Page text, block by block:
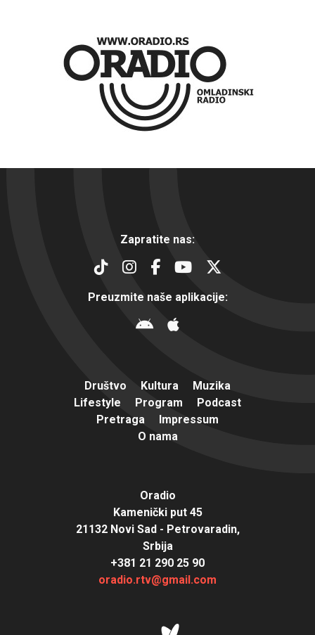
Zapratite nas:
Preuzmite naše aplikacije:
Društvo Kultura
Muzika
Lifestyle
Program
Podcast
Pretraga
Impressum
O nama
Oradio
Kamenički put 45
21132 Novi Sad - Petrovaradin,
Srbija
+381 21 290 25 90
oradio.rtv@gmail.com